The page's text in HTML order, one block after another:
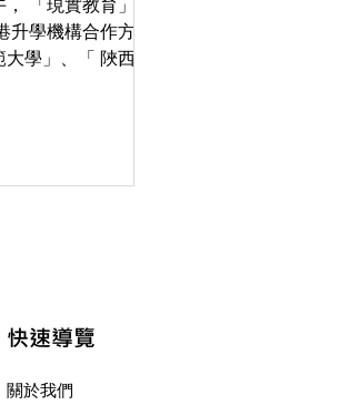
「現實教育」創
學機構合作方邀
學」、「 陜西師
快速導覽
關於我們